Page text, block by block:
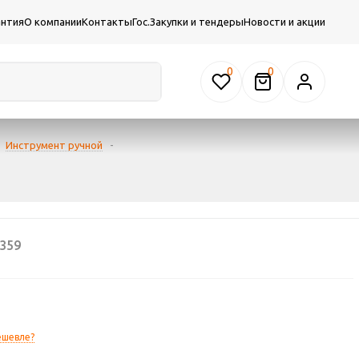
О компанииКонтактыГос.Закупки и тендерыНовости и акции
0
Инструмент ручной
-